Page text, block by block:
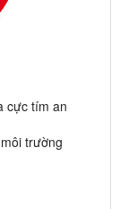
cực tím an
trường